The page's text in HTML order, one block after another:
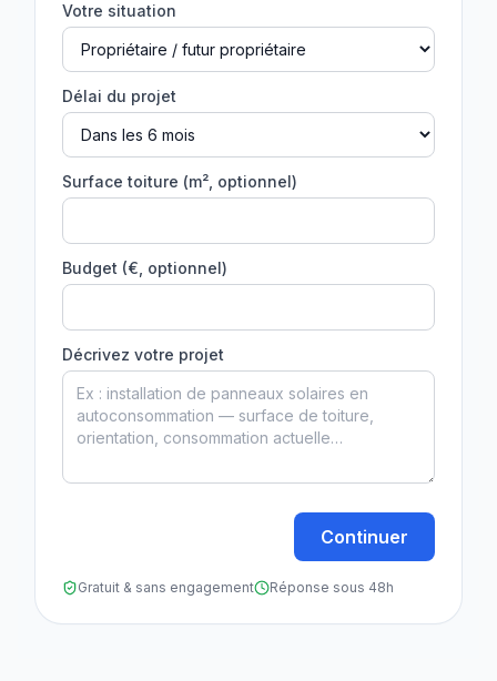
Votre situation
Délai du projet
Surface toiture (m², optionnel)
Budget (€, optionnel)
Décrivez votre projet
Continuer
Gratuit & sans engagement Réponse sous 48h